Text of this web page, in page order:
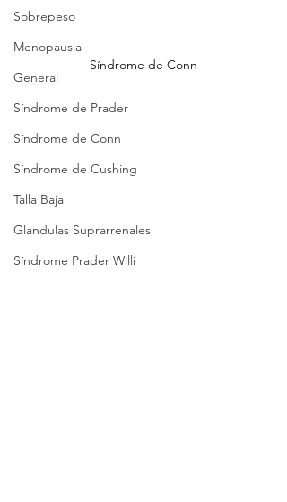
Sobrepeso
Menopausia
General
Síndrome de Prader
Síndrome de Conn
Síndrome de Cushing
Talla Baja
Glandulas Suprarrenales
Síndrome Prader Willi
Síndrome de Conn